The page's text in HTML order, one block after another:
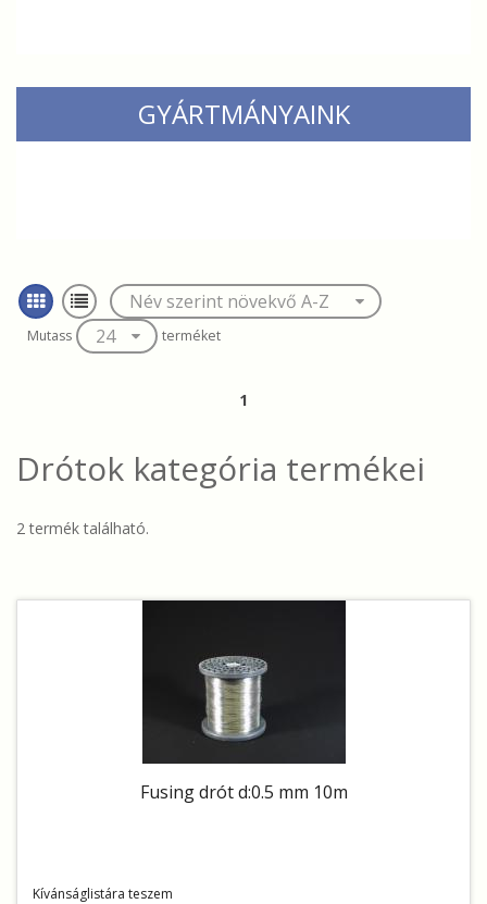
GYÁRTMÁNYAINK
Mutass terméket
1
Drótok kategória termékei
2 termék található.
Fusing drót d:0.5 mm 10m
Kívánságlistára teszem